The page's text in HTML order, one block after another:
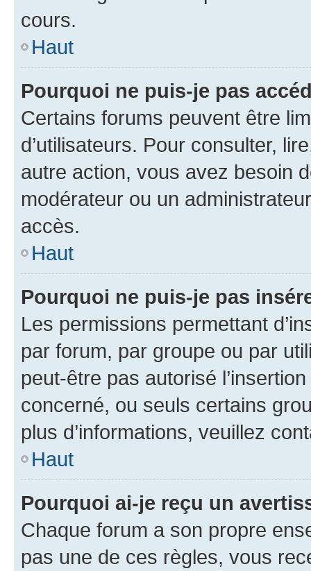
cours.
Haut
Pourquoi ne puis-je pas
Certains forums peuvent être
d’utilisateurs. Pour consulter,
autre action, vous avez besoin
modérateur ou un
accès.
Haut
Pourquoi ne puis-je pas
Les permissions permettant
par forum, par groupe ou par
peut-être pas autorisé
concerné, ou seuls certains
plus d’informations, veuillez
Haut
Pourquoi ai-je reçu un
Chaque forum a son propre
pas une de ces règles, vous